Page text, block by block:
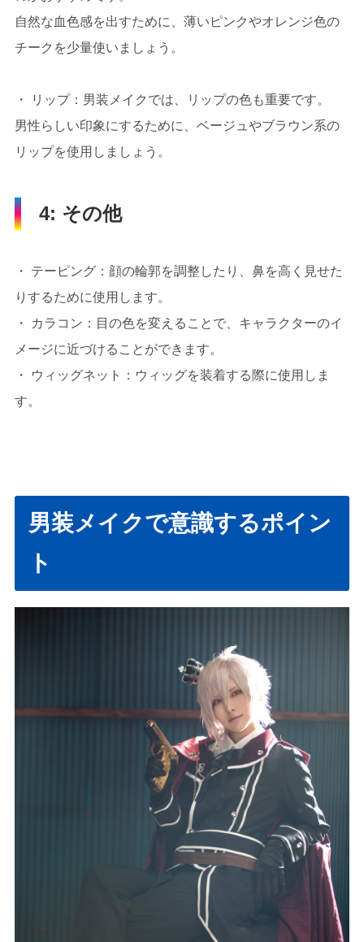
自然な血色感を出すために、薄いピンクやオレンジ色の
チークを少量使いましょう。
・ リップ：男装メイクでは、リップの色も重要です。
男性らしい印象にするために、ベージュやブラウン系の
リップを使用しましょう。
4: その他
・ テーピング：顔の輪郭を調整したり、鼻を高く見せた
りするために使用します。
・ カラコン：目の色を変えることで、キャラクターのイ
メージに近づけることができます。
・ ウィッグネット：ウィッグを装着する際に使用しま
す。
男装メイクで意識するポイン
ト